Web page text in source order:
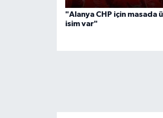
"Alanya CHP için masada
isim var"